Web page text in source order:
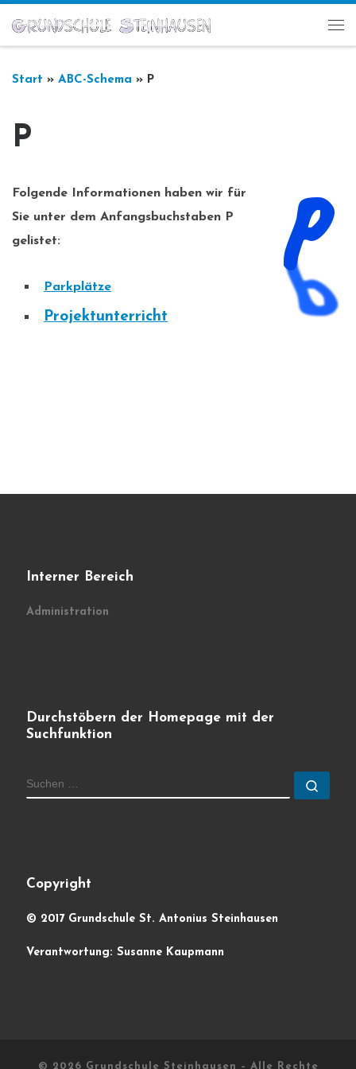
Zum Inhalt springen
Start » ABC-Schema » P
P
Folgende Informationen haben wir für
Sie unter dem Anfangsbuchstaben P
gelistet:
Parkplätze
Projektunterricht
Interner Bereich
Administration
Durchstöbern der Homepage mit der
Suchfunktion
SUCHE
Copyright
© 2017 Grundschule St. Antonius Steinhausen
Verantwortung: Susanne Kaupmann
© 2026 Grundschule Steinhausen – Alle Rechte